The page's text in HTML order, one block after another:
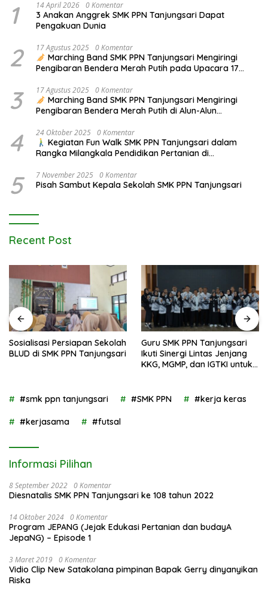
1 14 April 2026 0 Komentar
3 Anakan Anggrek SMK PPN Tanjungsari Dapat
Pengakuan Dunia
2 17 Agustus 2025 0 Komentar
Marching Band SMK PPN Tanjungsari Mengiringi
Pengibaran Bendera Merah Putih pada Upacara 17
3 17 Agustus 2025 0 Komentar
Marching Band SMK PPN Tanjungsari Mengiringi
Pengibaran Bendera Merah Putih di Alun-Alun
4 24 Oktober 2025 0 Komentar
Kegiatan Fun Walk SMK PPN Tanjungsari dalam
Rangka Milangkala Pendidikan Pertanian di
5 7 November 2025 0 Komentar
Pisah Sambut Kepala Sekolah SMK PPN Tanjungsari
Recent Post
Sosialisasi Persiapan Sekolah
BLUD di SMK PPN Tanjungsari
Guru SMK PPN Tanjungsari
Ikuti Sinergi Lintas Jenjang
KKG, MGMP, dan IGTKI untuk
#smk ppn tanjungsari
#SMK PPN #kerja keras
#kerjasama #futsal
Informasi Pilihan
8 September 2022 0 Komentar
Diesnatalis SMK PPN Tanjungsari ke 108 tahun 2022
14 Oktober 2024 0 Komentar
Program JEPANG (Jejak Edukasi Pertanian dan budayA
JepaNG) – Episode 1
3 Maret 2019 0 Komentar
Vidio Clip New Satakolana pimpinan Bapak Gerry dinyanyikan
Riska